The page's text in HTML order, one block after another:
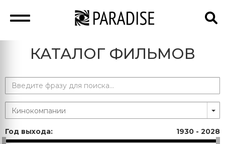
КАТАЛОГ ФИЛЬМОВ
Год выхода: 1930 - 2028